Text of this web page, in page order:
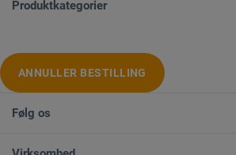
Produktkategorier
ANNULLER BESTILLING
Følg os